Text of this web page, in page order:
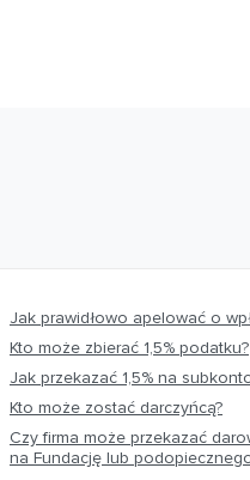
Jak prawidłowo apelować o
Kto może zbierać 1,5% podatku?
Jak przekazać 1,5% na
Kto może zostać darczyńcą?
Czy firma może przekazać
na Fundację lub